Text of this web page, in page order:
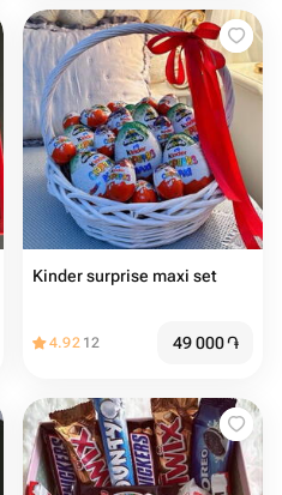
Kinder surprise maxi set
4.92 12 49 000֏